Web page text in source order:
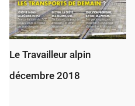
Le Travailleur alpin
décembre 2018